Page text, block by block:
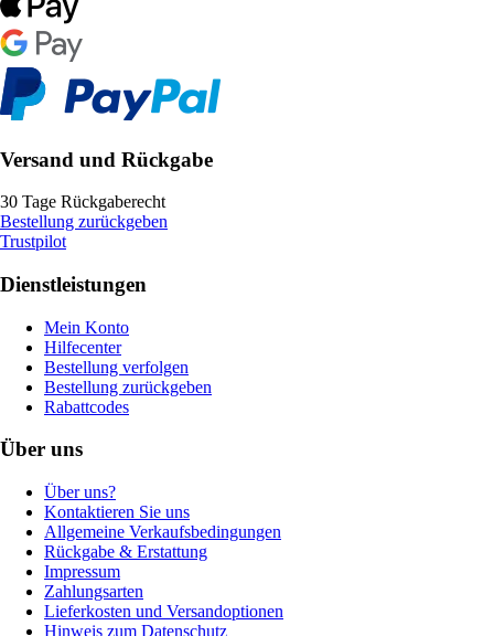
Versand und Rückgabe
30 Tage Rückgaberecht
Bestellung zurückgeben
Trustpilot
Dienstleistungen
Mein Konto
Hilfecenter
Bestellung verfolgen
Bestellung zurückgeben
Rabattcodes
Über uns
Über uns?
Kontaktieren Sie uns
Allgemeine Verkaufsbedingungen
Rückgabe & Erstattung
Impressum
Zahlungsarten
Lieferkosten und Versandoptionen
Hinweis zum Datenschutz